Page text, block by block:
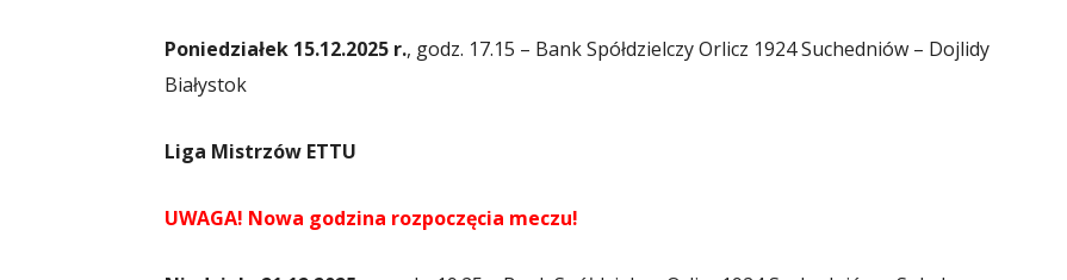
Poniedziałek 15.12.2025 r., godz. 17.15 – Bank Spółdzielczy Orlicz 1924 Suchedniów – Dojlidy
Białystok
Liga Mistrzów ETTU
UWAGA! Nowa godzina rozpoczęcia meczu!